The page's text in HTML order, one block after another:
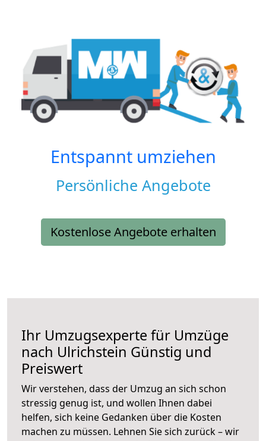
Entspannt umziehen
Persönliche Angebote
Kostenlose Angebote erhalten
Ihr Umzugsexperte für Umzüge
nach Ulrichstein Günstig und
Preiswert
Wir verstehen, dass der Umzug an sich schon
stressig genug ist, und wollen Ihnen dabei
helfen, sich keine Gedanken über die Kosten
machen zu müssen. Lehnen Sie sich zurück – wir